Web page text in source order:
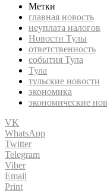
Метки
главная новость
неуплата налогов
Новости Тулы
ответственность
события Тула
Тула
тульские новости
экономика
экономические
VK
WhatsApp
Twitter
Telegram
Viber
Email
Print